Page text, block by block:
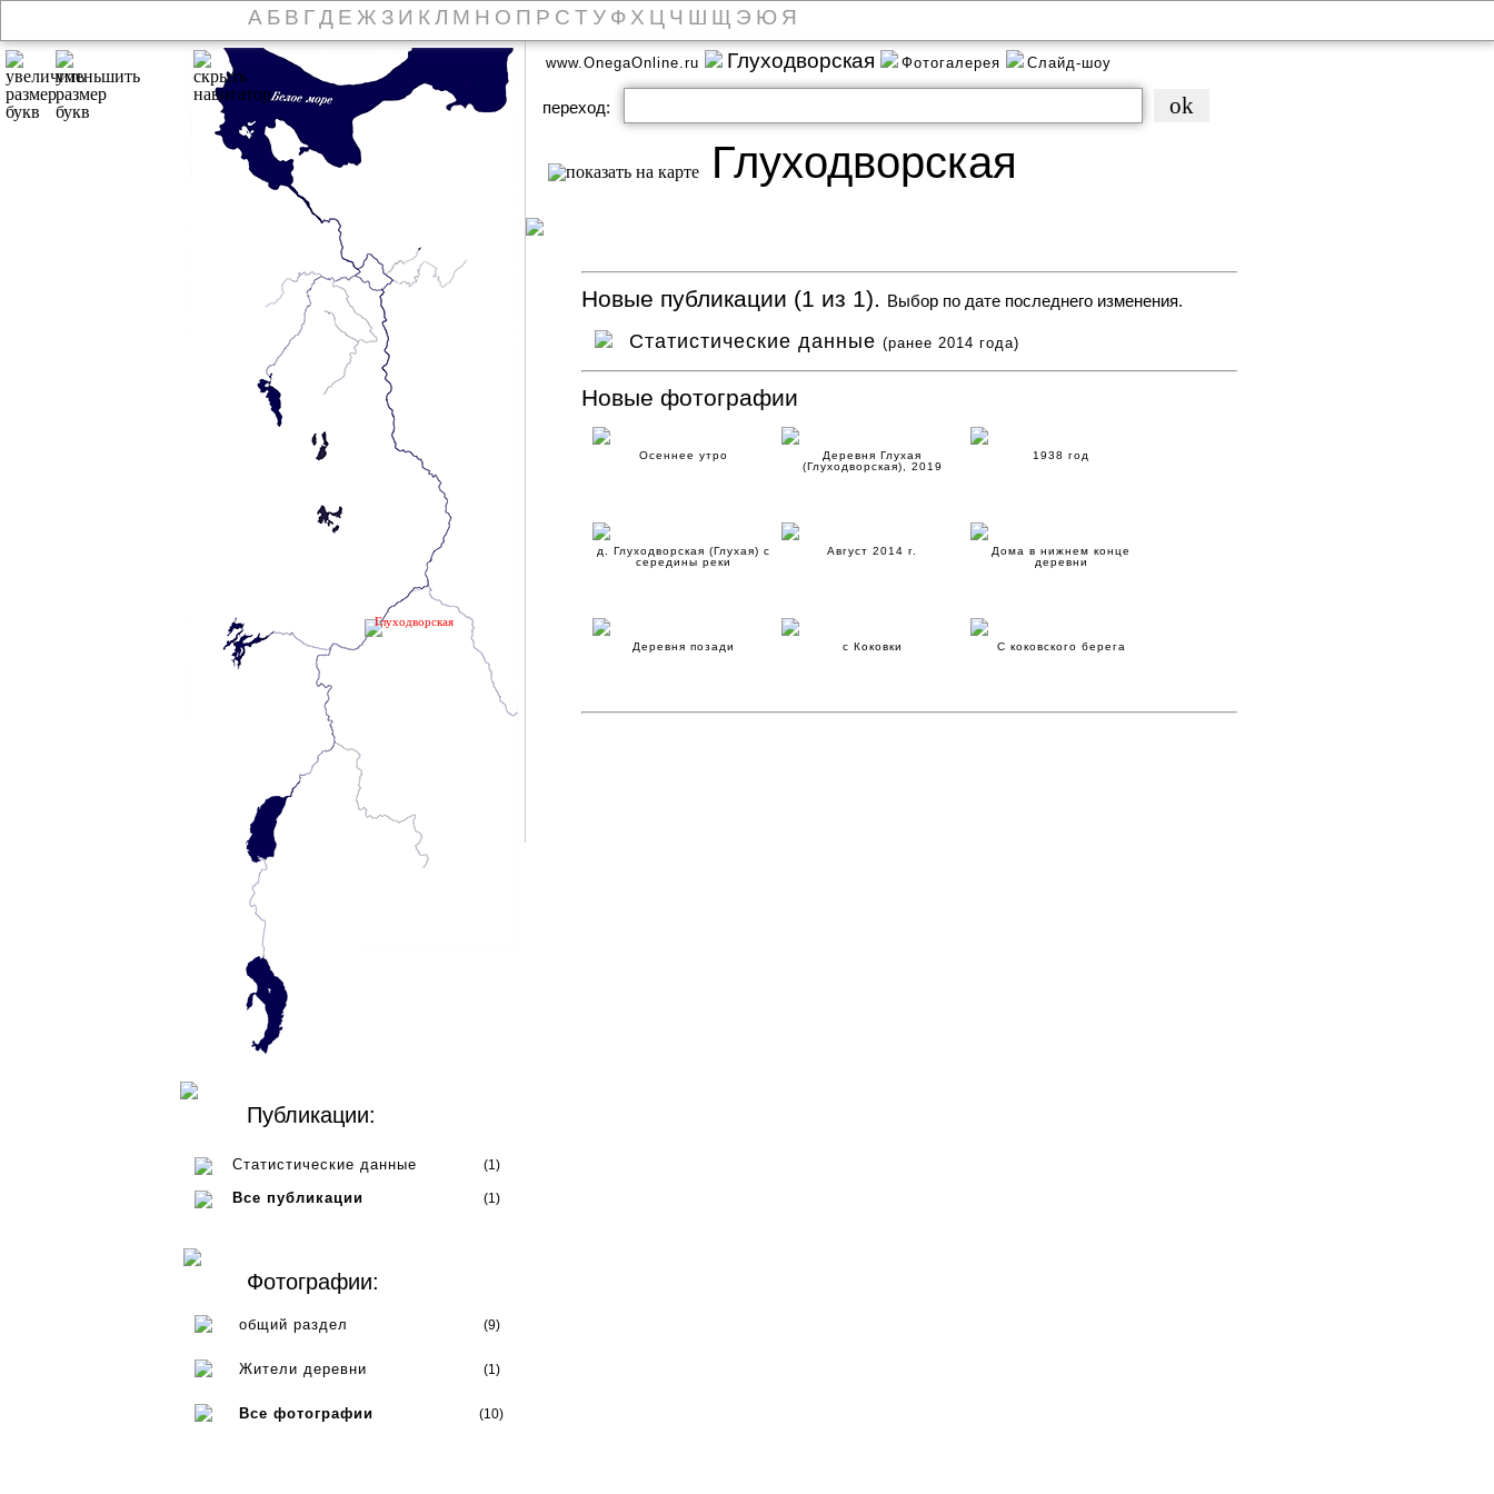
А Б В ГД Е Ж З И К Л М Н О П Р С Т У Ф Х Ц Ч Ш Щ Э Ю Я
Глуходворская
Публикации:
Статистические данные (1)
Все публикации (1)
Фотографии:
общий раздел (9)
Жители деревни (1)
Все фотографии (10)
www.OnegaOnline.ru Глуходворская Фотогалерея Слайд-шоу
переход:
Глуходворская
Новые публикации (1 из 1). Выбор по дате последнего изменения.
Статистические данные (ранее 2014 года)
Новые фотографии
Осеннее утро
Деревня Глухая
(Глуходворская), 2019
1938 год
д. Глуходворская (Глухая) с
середины реки
Август 2014 г.
Дома в нижнем конце
деревни
Деревня позади с Коковки С коковского берега